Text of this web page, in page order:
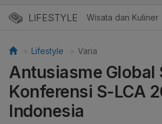
LIFESTYLE Wisata dan Kuliner
Lifestyle Varia
Antusiasme Global
Konferensi S-LCA
Indonesia